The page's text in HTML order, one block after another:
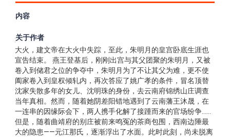
洪武三十一年，朱能之女朱明月用假身份进宫伴读，实则是为
靖难之役功成，北军大举攻入应天府，兵临城下时，皇宫着起
大火，建文帝在大火中失踪，至此，朱明月的皇宫卧底生涯也
宣告结束。 燕王登基后，刚刚出宫与其父团聚的朱明月，又被
卷入到储君之位的争夺中，朱明月为了不让其父为难，更不使
阖家卷入到皇权倾轧内，再次答应了姚广孝的条件，冒名顶替
沈家失散多年的女儿、沈明珠的身份，去云南府锦绣山庄调查
当年真相。然而，随着她阴差阳错地遇到了云南藩王沐晟，在
一连串的因缘际会下，两人携手化解了接踵而来的官场纷争……
但是，随着曲靖府的别庄被前来鸣冤的茶商包围，西南边陲最
大的隐患——元江那氏，逐渐浮出了水面。此时此刻，尚未脱离
内容
关于作者